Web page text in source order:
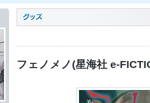
フェノメノ(星海社 e-